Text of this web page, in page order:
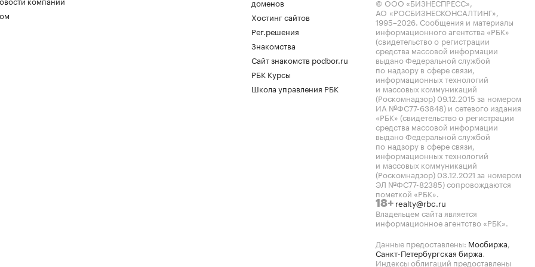
доменов
Хостинг сайтов
Рег.решения
Знакомства
Сайт знакомств podbor.ru
РБК Курсы
Школа управления РБК
© ООО «БИЗНЕСПРЕСС»,
АО «РОСБИЗНЕСКОНСАЛТИНГ»,
1995–2026. Сообщения и материалы
информационного агентства «РБК»
(свидетельство о регистрации
средства массовой информации
выдано Федеральной службой
по надзору в сфере связи,
информационных технологий
и массовых коммуникаций
(Роскомнадзор) 09.12.2015 за номером
ИА №ФС77-63848) и сетевого издания
«РБК» (свидетельство о регистрации
средства массовой информации
выдано Федеральной службой
по надзору в сфере связи,
информационных технологий
и массовых коммуникаций
(Роскомнадзор) 03.12.2021 за номером
ЭЛ №ФС77-82385) сопровождаются
пометкой «РБК».
18+ realty@rbc.ru
Владельцем сайта является
информационное агентство «РБК».
Данные предоставлены: Мосбиржа,
Санкт-Петербургская биржа.
Индексы облигаций предоставлены